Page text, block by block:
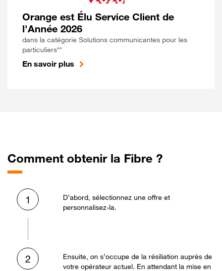
Orange est Élu Service Client de
l'Année 2026
dans la catégorie Solutions communicantes pour les
particuliers**
En savoir plus
Comment obtenir la Fibre ?
1
D’abord, sélectionnez une offre et
personnalisez-la.
2
Ensuite, on s’occupe de la résiliation auprès de
votre opérateur actuel. En attendant la mise en